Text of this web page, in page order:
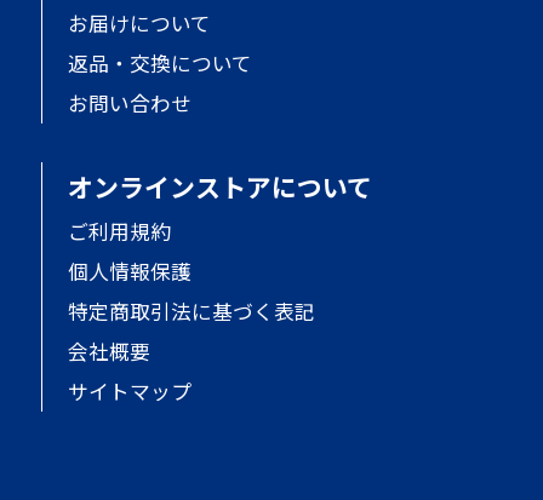
お届けについて
返品・交換について
お問い合わせ
オンラインストアについて
ご利用規約
個人情報保護
特定商取引法に基づく表記
会社概要
サイトマップ